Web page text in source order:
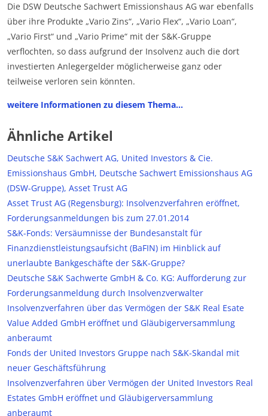
Die DSW Deutsche Sachwert Emissionshaus AG war ebenfalls
über ihre Produkte „Vario Zins“, „Vario Flex“, „Vario Loan“,
„Vario First“ und „Vario Prime“ mit der S&K-Gruppe
verflochten, so dass aufgrund der Insolvenz auch die dort
investierten Anlegergelder möglicherweise ganz oder
teilweise verloren sein könnten.
weitere Informationen zu diesem Thema…
Ähnliche Artikel
Deutsche S&K Sachwert AG, United Investors & Cie.
Emissionshaus GmbH, Deutsche Sachwert Emissionshaus AG
(DSW-Gruppe), Asset Trust AG
Asset Trust AG (Regensburg): Insolvenzverfahren eröffnet,
Forderungsanmeldungen bis zum 27.01.2014
S&K-Fonds: Versäumnisse der Bundesanstalt für
Finanzdienstleistungsaufsicht (BaFIN) im Hinblick auf
unerlaubte Bankgeschäfte der S&K-Gruppe?
Deutsche S&K Sachwerte GmbH & Co. KG: Aufforderung zur
Forderungsanmeldung durch Insolvenzverwalter
Insolvenzverfahren über das Vermögen der S&K Real Esate
Value Added GmbH eröffnet und Gläubigerversammlung
anberaumt
Fonds der United Investors Gruppe nach S&K-Skandal mit
neuer Geschäftsführung
Insolvenzverfahren über Vermögen der United Investors Real
Estates GmbH eröffnet und Gläubigerversammlung
anberaumt